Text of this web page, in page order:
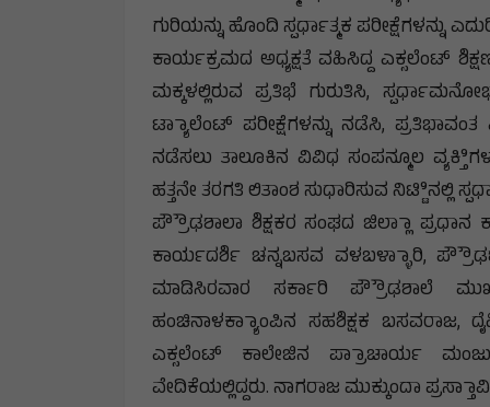
ಗುರಿಯನ್ನು ಹೊಂದಿ ಸ್ಪರ್ಧಾತ್ಮಕ ಪರೀಕ್ಷೆಗಳನ್ನು
ಕಾರ್ಯಕ್ರಮದ ಅಧ್ಯಕ್ಷತೆ ವಹಿಸಿದ್ದ ಎಕ್ಸಲೆಂಟ್
ಮಕ್ಕಳಲ್ಲಿರುವ ಪ್ರತಿಭೆ ಗುರುತಿಸಿ,
ಟ್ಯಾಾಲೆಂಟ್ ಪರೀಕ್ಷೆಗಳನ್ನು ನಡೆಸಿ,
ನಡೆಸಲು ತಾಲೂಕಿನ ವಿವಿಧ ಸಂಪನ್ಮೂಲ
ಹತ್ತನೇ ತರಗತಿ ಲಿತಾಂಶ ಸುಧಾರಿಸುವ ನಿಟ್ಟಿಿನಲ್ಲಿ
ಪ್ರೌೌಢಶಾಲಾ ಶಿಕ್ಷಕರ ಸಂಘದ ಜಿಲ್ಲಾಾ
ಕಾರ್ಯದರ್ಶಿ ಚನ್ನಬಸವ ವಳಬಳ್ಳಾಾರಿ,
ಮಾಡಿಸಿರವಾರ ಸರ್ಕಾರಿ ಪ್ರೌೌಢಶಾಲೆ
ಹಂಚಿನಾಳಕ್ಯಾಾಂಪಿನ ಸಹಶಿಕ್ಷಕ ಬಸವರಾಜ,
ಎಕ್ಸಲೆಂಟ್ ಕಾಲೇಜಿನ ಪ್ರಾಾಚಾರ್ಯ
ವೇದಿಕೆಯಲ್ಲಿದ್ದರು. ನಾಗರಾಜ ಮುಕ್ಕುಂದಾ